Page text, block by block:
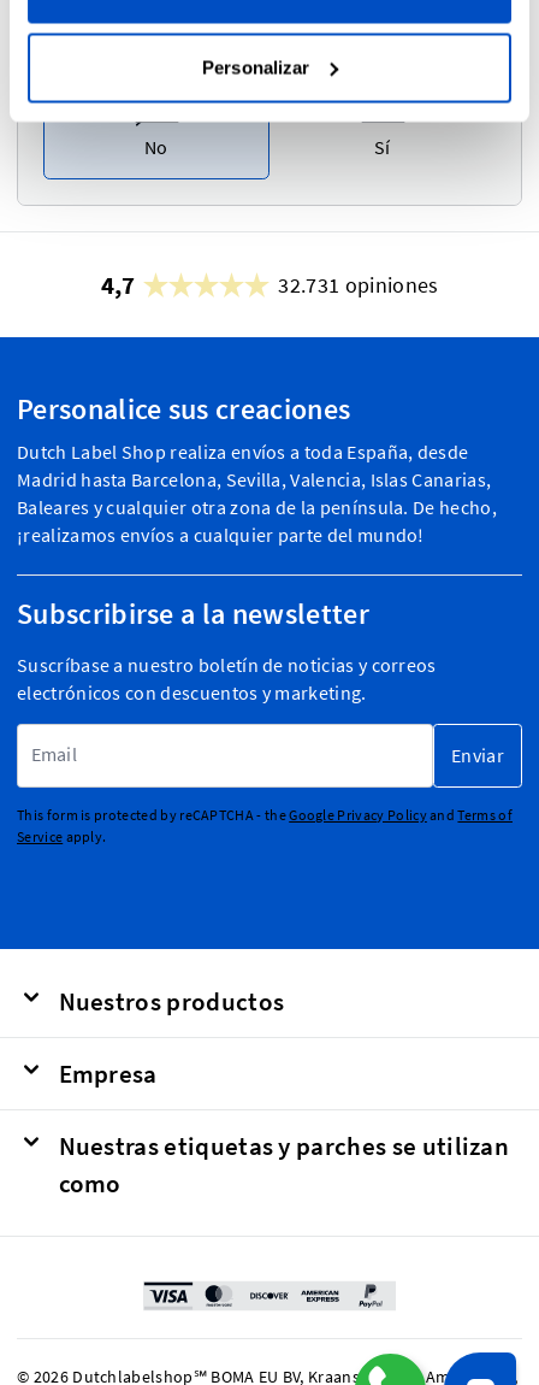
Personalizar
No Sí
4,7 32.731 opiniones
Personalice sus creaciones
Dutch Label Shop realiza envíos a toda España, desde
Madrid hasta Barcelona, Sevilla, Valencia, Islas Canarias,
Baleares y cualquier otra zona de la península. De hecho,
¡realizamos envíos a cualquier parte del mundo!
Subscribirse a la newsletter
Suscríbase a nuestro boletín de noticias y correos
electrónicos con descuentos y marketing.
Enviar
This form is protected by reCAPTCHA - theGoogle Privacy PolicyandTerms of
Service apply.
Nuestros productos
Empresa
Nuestras etiquetas y parches se utilizan
como
© 2026 Dutchlabelshop℠ BOMA EU BV, Kraanspoor 50, Amsterdam,